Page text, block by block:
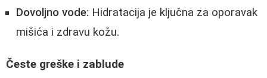
Dovoljno vode: Hidratacija je ključna za oporavak
mišića i zdravu kožu.
Česte greške i zablude